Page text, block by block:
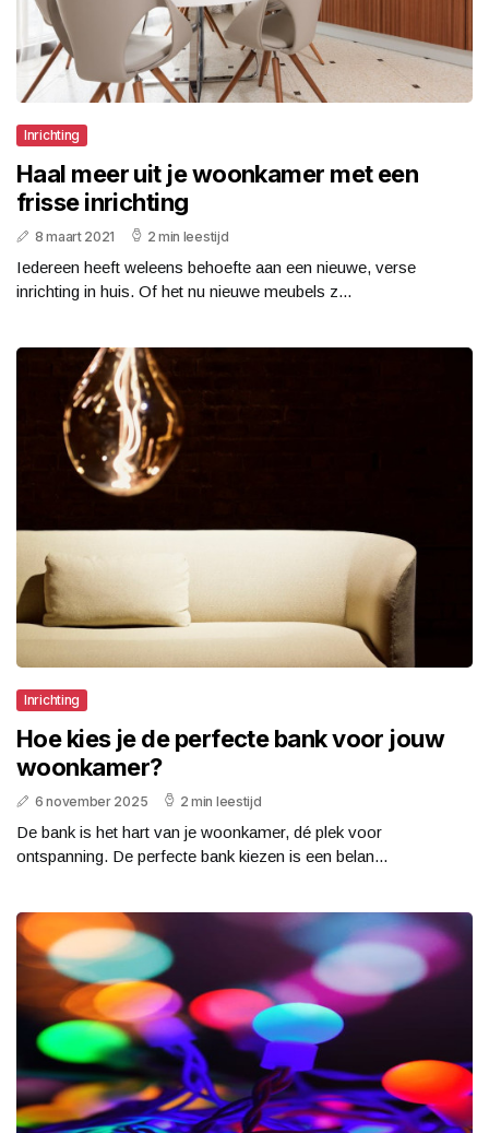
Inrichting
Haal meer uit je woonkamer met een
frisse inrichting
8 maart 2021 2 min leestijd
Iedereen heeft weleens behoefte aan een nieuwe, verse
inrichting in huis. Of het nu nieuwe meubels z...
Inrichting
Hoe kies je de perfecte bank voor jouw
woonkamer?
6 november 2025 2 min leestijd
De bank is het hart van je woonkamer, dé plek voor
ontspanning. De perfecte bank kiezen is een belan...